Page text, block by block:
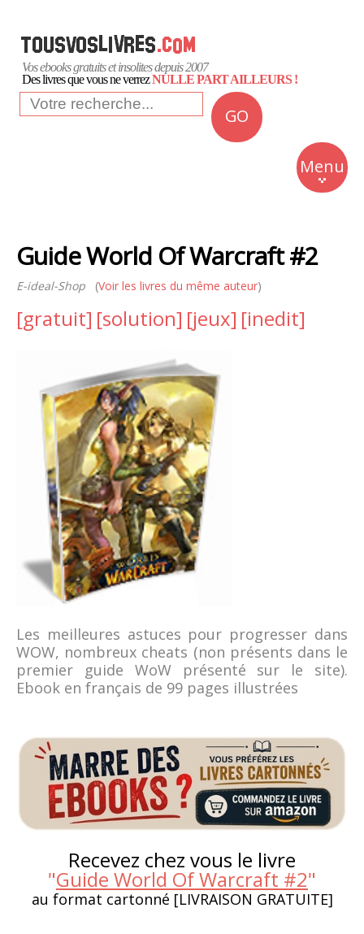
Vos ebooks gratuits et insolites depuis 2007
Des livres que vous ne verrezNULLE PART AILLEURS !
GO
Menu
Insolite
Business
Culture
Guide World Of Warcraft #2
E-ideal-Shop (Voir les livres du même auteur)
[gratuit] [solution] [jeux] [inedit]
Les meilleures astuces pour progresser dans
WOW, nombreux cheats (non présents dans le
premier guide WoW présenté sur le site).
Ebook en français de 99 pages illustrées
Recevez chez vous le livre
"Guide World Of Warcraft #2"
au format cartonné [LIVRAISON GRATUITE]